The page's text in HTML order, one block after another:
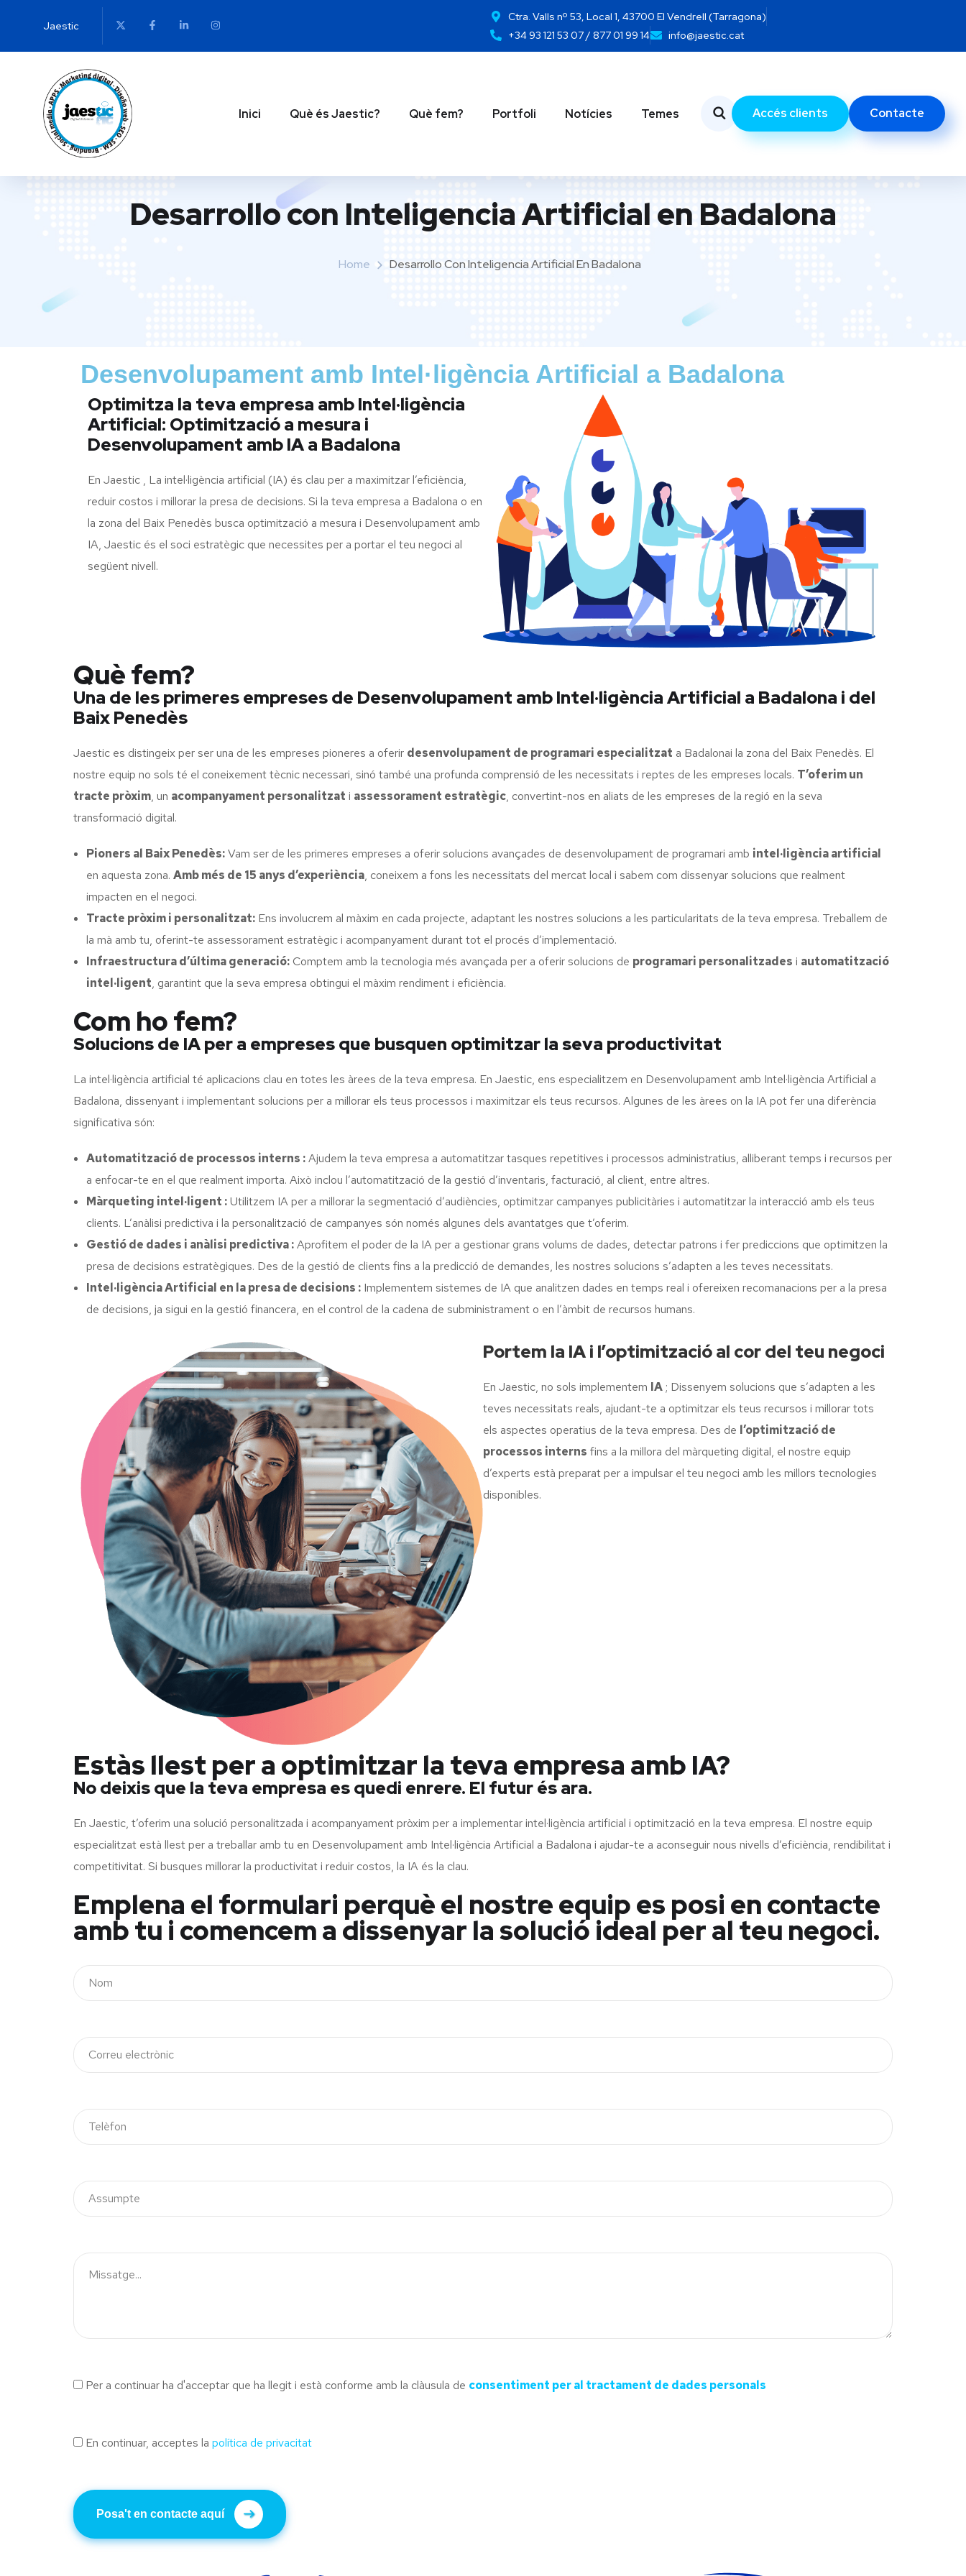
Jaestic
Ctra. Valls nº 53, Local 1, 43700 El Vendrell (Tarragona)
+34 93 121 53 07 / 877 01 99 14
info@jaestic.cat
Inici Què és Jaestic? Què fem? Portfoli Notícies Temes Accés clients Contacte
Desarrollo con Inteligencia Artificial en Badalona
Home Desarrollo Con Inteligencia Artificial En Badalona
Desenvolupament amb Intel·ligència Artificial a Badalona
Optimitza la teva empresa amb Intel·ligència
Artificial: Optimització a mesura i
Desenvolupament amb IA a Badalona
En Jaestic , La intel·ligència artificial (IA) és clau per a maximitzar l’eficiència,
reduir costos i millorar la presa de decisions. Si la teva empresa a Badalona o en
la zona del Baix Penedès busca optimització a mesura i Desenvolupament amb
IA, Jaestic és el soci estratègic que necessites per a portar el teu negoci al
següent nivell.
Què fem?
Una de les primeres empreses de Desenvolupament amb Intel·ligència Artificial a Badalona i del
Baix Penedès
Jaestic es distingeix per ser una de les empreses pioneres a oferir desenvolupament de programari especialitzat a Badalonai la zona del Baix Penedès. El
nostre equip no sols té el coneixement tècnic necessari, sinó també una profunda comprensió de les necessitats i reptes de les empreses locals. T’oferim un
tracte pròxim, un acompanyament personalitzat i assessorament estratègic, convertint-nos en aliats de les empreses de la regió en la seva
transformació digital.
Pioners al Baix Penedès:Vam ser de les primeres empreses a oferir solucions avançades de desenvolupament de programari amb intel·ligència artificial
en aquesta zona. Amb més de 15 anys d’experiència, coneixem a fons les necessitats del mercat local i sabem com dissenyar solucions que realment
impacten en el negoci.
Tracte pròxim i personalitzat: Ens involucrem al màxim en cada projecte, adaptant les nostres solucions a les particularitats de la teva empresa. Treballem de
la mà amb tu, oferint-te assessorament estratègic i acompanyament durant tot el procés d’implementació.
Infraestructura d’última generació:Comptem amb la tecnologia més avançada per a oferir solucions de programari personalitzades i automatització
intel·ligent, garantint que la seva empresa obtingui el màxim rendiment i eficiència.
Com ho fem?
Solucions de IA per a empreses que busquen optimitzar la seva productivitat
La intel·ligència artificial té aplicacions clau en totes les àrees de la teva empresa. En Jaestic, ens especialitzem en Desenvolupament amb Intel·ligència Artificial a
Badalona, dissenyant i implementant solucions per a millorar els teus processos i maximitzar els teus recursos. Algunes de les àrees on la IA pot fer una diferència
significativa són:
Automatització de processos interns :Ajudem la teva empresa a automatitzar tasques repetitives i processos administratius, alliberant temps i recursos per
a enfocar-te en el que realment importa. Això inclou l’automatització de la gestió d’inventaris, facturació, al client, entre altres.
Màrqueting intel·ligent :Utilitzem IA per a millorar la segmentació d’audiències, optimitzar campanyes publicitàries i automatitzar la interacció amb els teus
clients. L’anàlisi predictiva i la personalització de campanyes són només algunes dels avantatges que t’oferim.
Gestió de dades i anàlisi predictiva :Aprofitem el poder de la IA per a gestionar grans volums de dades, detectar patrons i fer prediccions que optimitzen la
presa de decisions estratègiques. Des de la gestió de clients fins a la predicció de demandes, les nostres solucions s’adapten a les teves necessitats.
Intel·ligència Artificial en la presa de decisions : Implementem sistemes de IA que analitzen dades en temps real i ofereixen recomanacions per a la presa
de decisions, ja sigui en la gestió financera, en el control de la cadena de subministrament o en l’àmbit de recursos humans.
Portem la IA i l’optimització al cor del teu negoci
En Jaestic, no sols implementem IA ; Dissenyem solucions que s’adapten a les
teves necessitats reals, ajudant-te a optimitzar els teus recursos i millorar tots
els aspectes operatius de la teva empresa. Des de l’optimització de
processos interns fins a la millora del màrqueting digital, el nostre equip
d’experts està preparat per a impulsar el teu negoci amb les millors tecnologies
disponibles.
Estàs llest per a optimitzar la teva empresa amb IA?
No deixis que la teva empresa es quedi enrere. El futur és ara.
En Jaestic, t’oferim una solució personalitzada i acompanyament pròxim per a implementar intel·ligència artificial i optimització en la teva empresa. El nostre equip
especialitzat està llest per a treballar amb tu en Desenvolupament amb Intel·ligència Artificial a Badalona i ajudar-te a aconseguir nous nivells d’eficiència, rendibilitat i
competitivitat. Si busques millorar la productivitat i reduir costos, la IA és la clau.
Emplena el formulari perquè el nostre equip es posi en contacte
amb tu i comencem a dissenyar la solució ideal per al teu negoci.
Per a continuar ha d'acceptar que ha llegit i està conforme amb la clàusula de consentiment per al tractament de dades personals
En continuar, acceptes la política de privacitat
Posa't en contacte aquí